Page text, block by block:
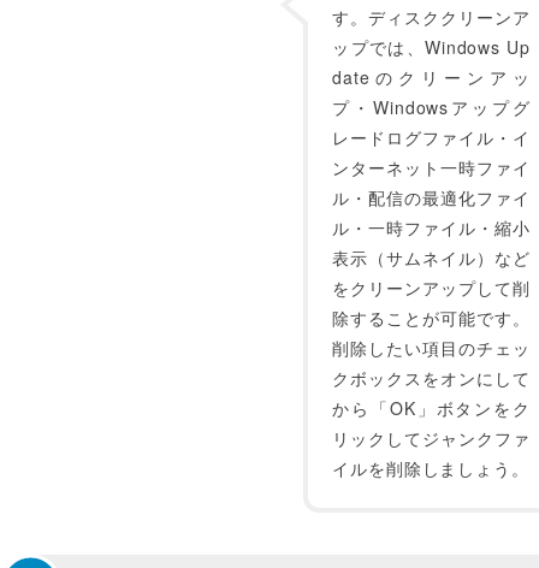
す。ディスククリーンア
ップでは、Windows Up
dateのクリーンアッ
プ・Windowsアップグ
レードログファイル・イ
ンターネット一時ファイ
ル・配信の最適化ファイ
ル・一時ファイル・縮小
表示（サムネイル）など
をクリーンアップして削
除することが可能です。
削除したい項目のチェッ
クボックスをオンにして
から「OK」ボタンをク
リックしてジャンクファ
イルを削除しましょう。